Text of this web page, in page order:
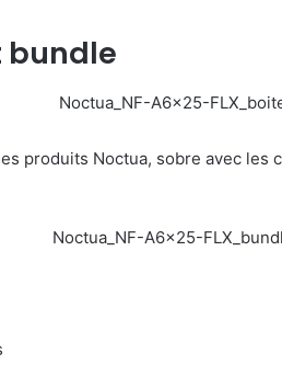
bundle
produits Noctua, sobre avec les